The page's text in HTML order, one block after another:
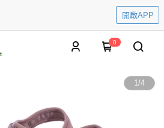
開啟APP
0
1/4